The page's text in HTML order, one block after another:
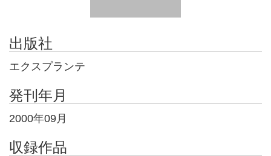
出版社
エクスプランテ
発刊年月
2000年09月
収録作品